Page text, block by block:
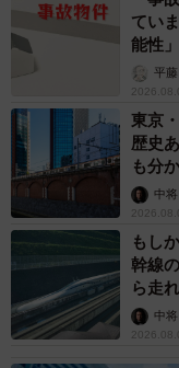
てい
能性
平藤
東京
歴史
も分
して」
中将
もし
幹線
ら走
係が中将